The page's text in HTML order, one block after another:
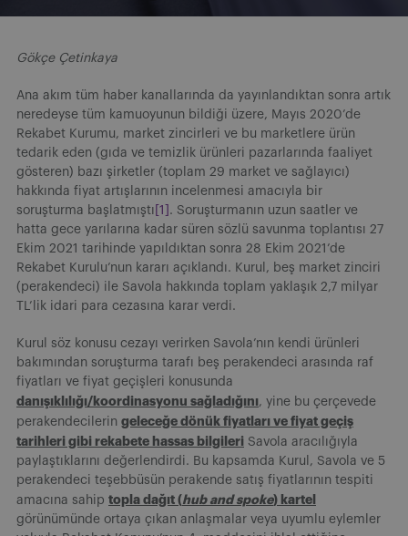
Gökçe Çetinkaya
Ana akım tüm haber kanallarında da yayınlandıktan sonra artık
neredeyse tüm kamuoyunun bildiği üzere, Mayıs 2020’de
Rekabet Kurumu, market zincirleri ve bu marketlere ürün
tedarik eden (gıda ve temizlik ürünleri pazarlarında faaliyet
gösteren) bazı şirketler (toplam 29 market ve sağlayıcı)
hakkında fiyat artışlarının incelenmesi amacıyla bir
soruşturma başlatmıştı [1] . Soruşturmanın uzun saatler ve
hatta gece yarılarına kadar süren sözlü savunma toplantısı 27
Ekim 2021 tarihinde yapıldıktan sonra 28 Ekim 2021’de
Rekabet Kurulu’nun kararı açıklandı. Kurul, beş market zinciri
(perakendeci) ile Savola hakkında toplam yaklaşık 2,7 milyar
TL’lik idari para cezasına karar verdi.
Kurul söz konusu cezayı verirken Savola’nın kendi ürünleri
bakımından soruşturma tarafı beş perakendeci arasında raf
fiyatları ve fiyat geçişleri konusunda
danışıklılığı/koordinasyonu sağladığını, yine bu çerçevede
perakendecilerin geleceğe dönük fiyatları ve fiyat geçiş
tarihleri gibi rekabete hassas bilgileri Savola aracılığıyla
paylaştıklarını değerlendirdi. Bu kapsamda Kurul, Savola ve 5
perakendeci teşebbüsün perakende satış fiyatlarının tespiti
amacına sahip topla dağıt (hub and spoke) kartel
görünümünde ortaya çıkan anlaşmalar veya uyumlu eylemler